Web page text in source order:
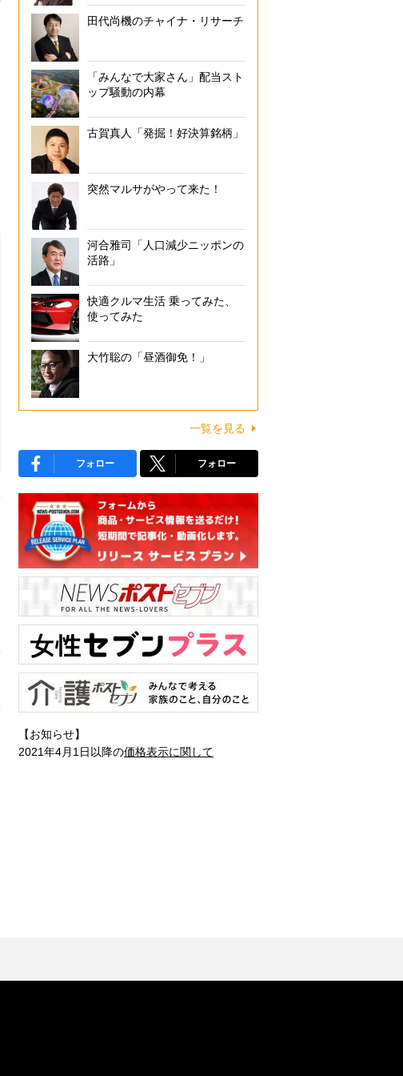
田代尚機のチャイナ・リサーチ
「みんなで大家さん」配当スト
ップ騒動の内幕
古賀真人「発掘！好決算銘柄」
突然マルサがやって来た！
河合雅司「人口減少ニッポンの
活路」
快適クルマ生活 乗ってみた、
使ってみた
大竹聡の「昼酒御免！」
一覧を見る
フォロー フォロー
【お知らせ】
2021年4月1日以降の価格表示に関して